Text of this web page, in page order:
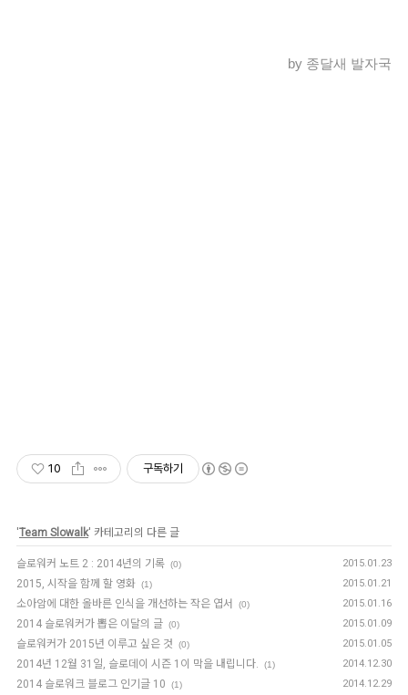
by 종달새 발자국
10 구독하기
'Team Slowalk' 카테고리의 다른 글
슬로워커 노트 2 : 2014년의 기록 (0) 2015.01.23
2015, 시작을 함께 할 영화 (1) 2015.01.21
소아암에 대한 올바른 인식을 개선하는 작은 엽서 (0) 2015.01.16
2014 슬로워커가 뽑은 이달의 글 (0) 2015.01.09
슬로워커가 2015년 이루고 싶은 것 (0) 2015.01.05
2014년 12월 31일, 슬로데이 시즌 1이 막을 내립니다. (1) 2014.12.30
2014 슬로워크 블로그 인기글 10 (1) 2014.12.29